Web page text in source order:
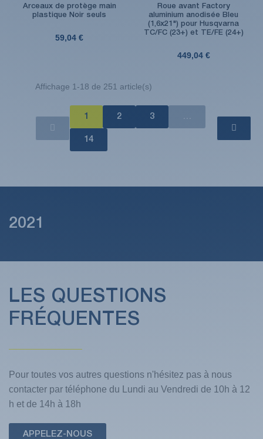
Arceaux de protège main
plastique Noir seuls
59,04 €
Roue avant Factory
aluminium anodisée Bleu
(1,6x21") pour Husqvarna
TC/FC (23+) et TE/FE (24+)
449,04 €
Affichage 1-18 de 251 article(s)
1 2 3
14
2021
LES QUESTIONS
FRÉQUENTES
Pour toutes vos autres questions n'hésitez pas à nous
contacter par téléphone du Lundi au Vendredi de 10h à 12
h et de 14h à 18h
APPELEZ-NOUS